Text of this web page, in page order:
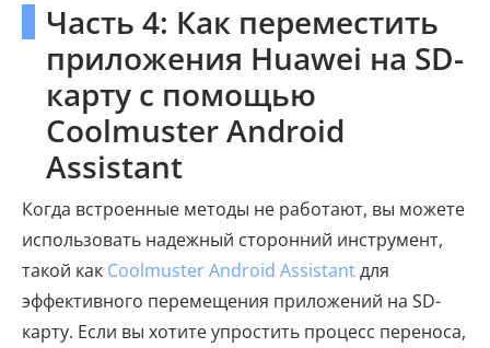
Часть 4: Как переместить
приложения Huawei на SD-
карту с помощью
Coolmuster Android
Assistant
Когда встроенные методы не работают, вы можете
использовать надежный сторонний инструмент,
такой как Coolmuster Android Assistantдля
эффективного перемещения приложений на SD-
карту. Если вы хотите упростить процесс переноса,